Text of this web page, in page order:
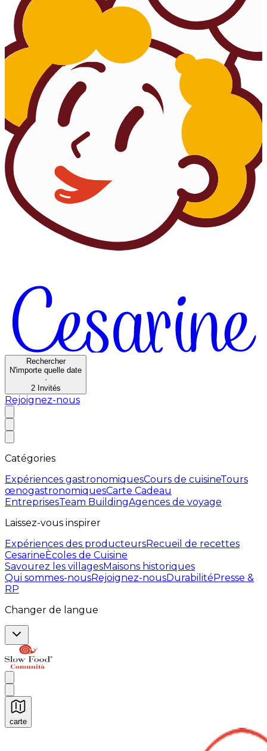
Rechercher
N'importe quelle date
·
2 Invités
Rejoignez-nous
Catégories
Expériences gastronomiquesCours de cuisineTours
œnogastronomiquesCarte Cadeau
EntreprisesTeam BuildingAgences de voyage
Laissez-vous inspirer
Expériences des producteursRecueil de recettes
CesarineÈcoles de Cuisine
Savourez les villagesMaisons historiques
Qui sommes-nousRejoignez-nousDurabilitéPresse &
RP
Changer de langue
carte
Expériences culinaires inoubliables : Expériences